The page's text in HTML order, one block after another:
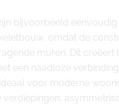
bijvoorbeeld eenvoudig
omdat de
muren. Dit creëert
een naadloze
voor moderne
verdiepingen,